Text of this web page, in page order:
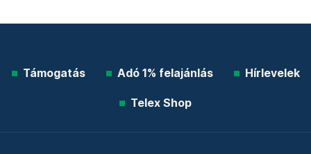
Támogatás Adó 1% felajánlás Hírlevelek
Telex Shop